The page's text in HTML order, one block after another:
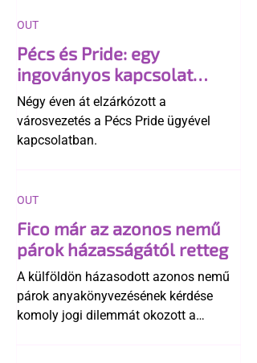
Pécs és Pride: egy
ingoványos kapcsolat
története
Négy éven át elzárkózott a
városvezetés a Pécs Pride ügyével
kapcsolatban.
OUT
Fico már az azonos nemű
párok házasságától retteg
A külföldön házasodott azonos nemű
párok anyakönyvezésének kérdése
komoly jogi dilemmát okozott a
OUT